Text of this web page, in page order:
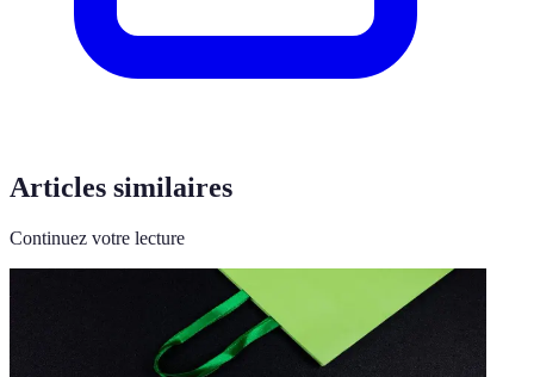
Articles similaires
Continuez votre lecture